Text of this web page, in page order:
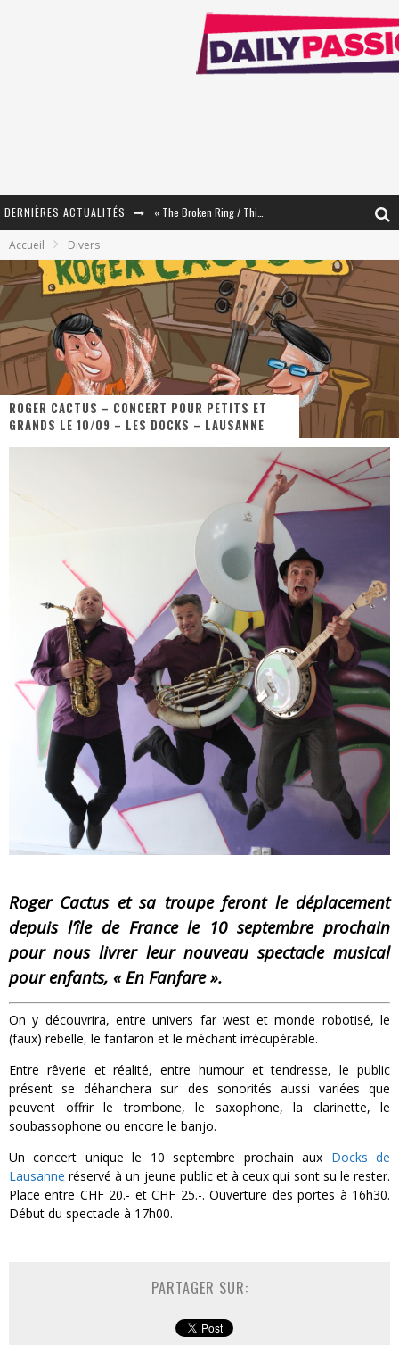
DERNIÈRES ACTUALITÉS
« Le Béton et le Bambou / Propositions pour Mayotte et le Monde. » - Améliorations !
Star Fox
« MOFUSAND / Parler Japonais » – Des Expressions Pratiques !
« Dr Wertham / L’homme qui étudia les tueurs en série » - Un Métier à Risque !
« Le Vent dand les Saules » - Une Belle Histoire !
« WOLF-MAN / Integrale Tomes 1 et 2 » - Cruelle Vengeance !
Accueil Divers
ROGER CACTUS – CONCERT POUR PETITS ET
GRANDS LE 10/09 – LES DOCKS – LAUSANNE
Roger Cactus et sa troupe feront le déplacement
depuis l’île de France le 10 septembre prochain
pour nous livrer leur nouveau spectacle musical
pour enfants, « En Fanfare ».
On y découvrira, entre univers far west et monde robotisé, le
(faux) rebelle, le fanfaron et le méchant irrécupérable.
Entre rêverie et réalité, entre humour et tendresse, le public
présent se déhanchera sur des sonorités aussi variées que
peuvent offrir le trombone, le saxophone, la clarinette, le
soubassophone ou encore le banjo.
Un concert unique le 10 septembre prochain aux Docks de
Lausanne réservé à un jeune public et à ceux qui sont su le rester.
Place entre CHF 20.- et CHF 25.-. Ouverture des portes à 16h30.
Début du spectacle à 17h00.
PARTAGER SUR: